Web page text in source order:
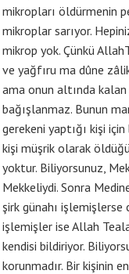
mikropları öldürmenin
mikroplar sarıyor.
mikrop yok. Çünkü
ve yağfıru ma dûne
ama onun altında kalan
bağışlanmaz. Bunun
gerekeni yaptığı kişi
kişi müşrik olarak
yoktur. Biliyorsunuz,
Mekkeliydi. Sonra
şirk günahı işlemişlerse
işlemişler ise Allah
kendisi bildiriyor.
korunmadır. Bir kişinin